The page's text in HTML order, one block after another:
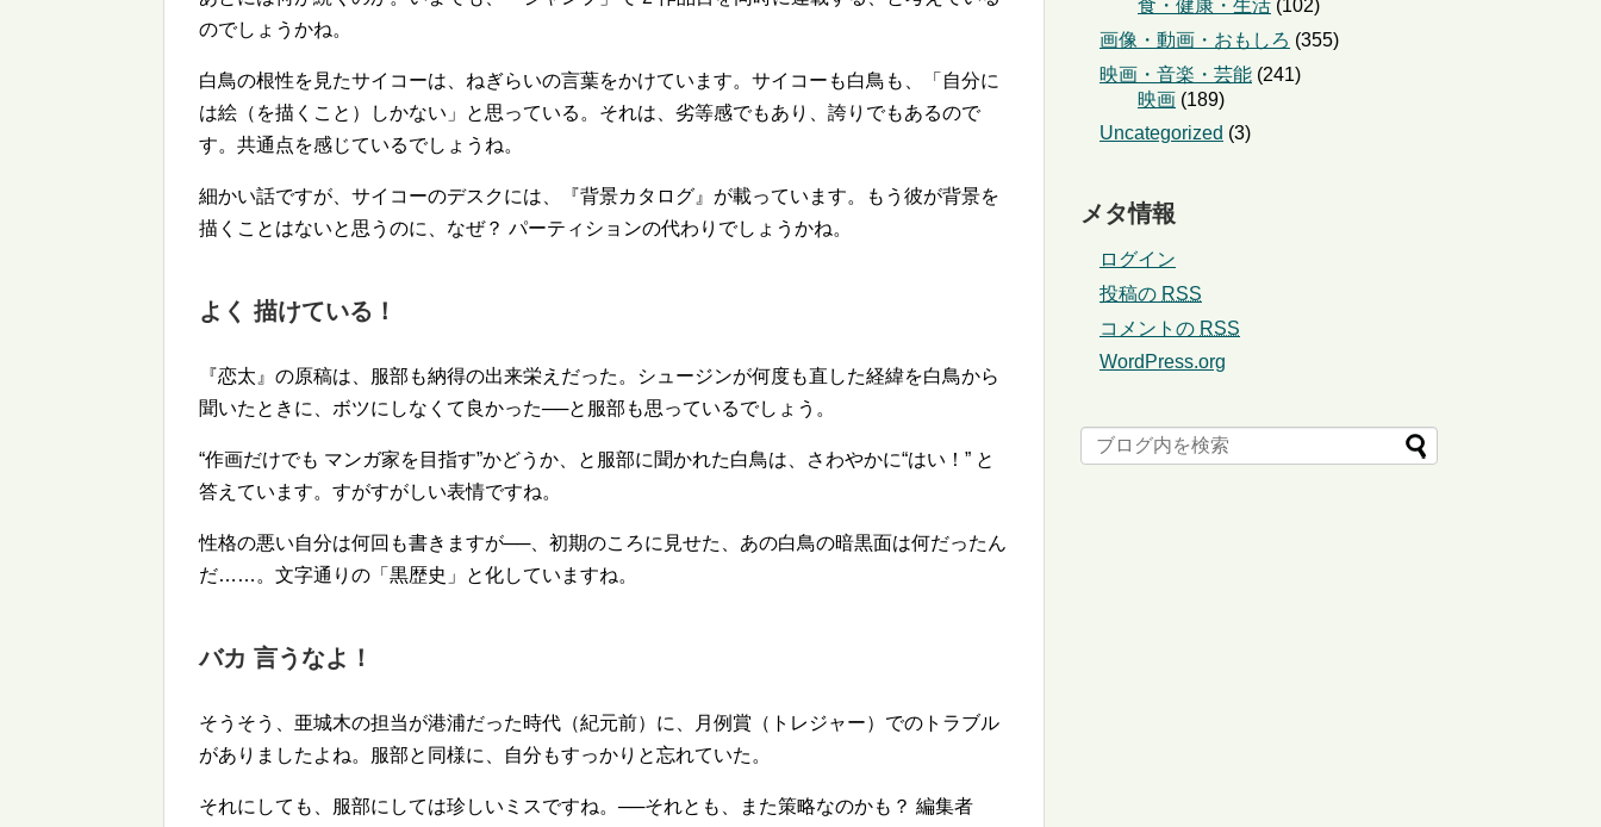
のでしょうかね。
白鳥の根性を見たサイコーは、ねぎらいの言葉をかけています。サイコーも白鳥も、「自分に
は絵（を描くこと）しかない」と思っている。それは、劣等感でもあり、誇りでもあるので
す。共通点を感じているでしょうね。
細かい話ですが、サイコーのデスクには、『背景カタログ』が載っています。もう彼が背景を
描くことはないと思うのに、なぜ？ パーティションの代わりでしょうかね。
よく 描けている！
『恋太』の原稿は、服部も納得の出来栄えだった。シュージンが何度も直した経緯を白鳥から
聞いたときに、ボツにしなくて良かった──と服部も思っているでしょう。
作画だけでも マンガ家を目指す かどうか、と服部に聞かれた白鳥は、さわやかに はい！
と
答えています。すがすがしい表情ですね。
性格の悪い自分は何回も書きますが──、初期のころに見せた、あの白鳥の暗黒面は何だったん
だ……。文字通りの「黒歴史」と化していますね。
バカ 言うなよ！
そうそう、亜城木の担当が港浦だった時代（紀元前）に、月例賞（トレジャー）でのトラブル
がありましたよね。服部と同様に、自分もすっかりと忘れていた。
それにしても、服部にしては珍しいミスですね。──それとも、また策略なのかも？ 編集者
食・健康・生活 (102)
画像・動画・おもしろ (355)
映画・音楽・芸能 (241)
映画 (189)
Uncategorized (3)
メタ情報
ログイン
投稿の RSS
コメントの RSS
WordPress.org